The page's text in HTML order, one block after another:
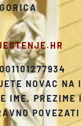
NOVAC NA
IME, PREZIME